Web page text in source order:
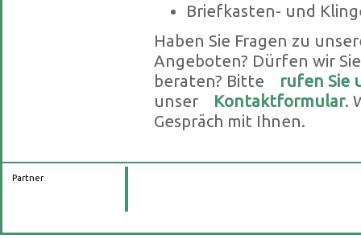
Briefkasten- und
Haben Sie Fragen zu
Angeboten? Dürfen wir
beraten? Bitte
rufen Sie
unser
Kontaktformular.
Gespräch mit Ihnen.
Partner